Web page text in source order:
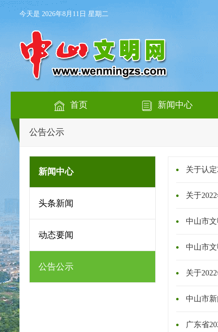
今天是 2026年8月11日 星期二
首页 新闻中心
公告公示
新闻中心
头条新闻
动态要闻
公告公示
关于认
关于
中山市
中山市
关于
中山市
广东省